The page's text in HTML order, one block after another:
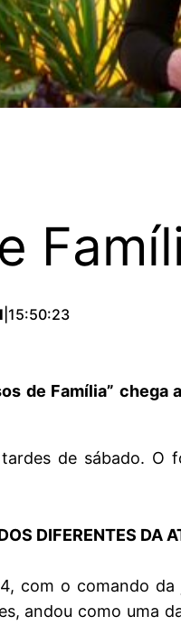
15:50:23
de Família”
de sábado. O
DIFERENTES DA
com o comando
andou como uma